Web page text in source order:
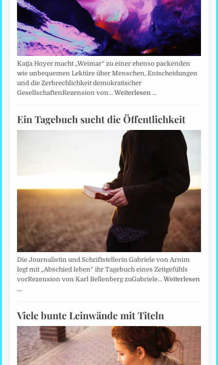
Katja Hoyer macht „Weimar“ zu einer ebenso packenden
wie unbequemen Lektüre über Menschen, Entscheidungen
und die Zerbrechlichkeit demokratischer
GesellschaftenRezension von…Weiterlesen …
Ein Tagebuch sucht die Öffentlichkeit
Die Journalistin und Schriftstellerin Gabriele von Arnim
legt mit „Abschied leben“ ihr Tagebuch eines Zeitgefühls
vorRezension von Karl Bellenberg zuGabriele…Weiterlesen
…
Viele bunte Leinwände mit Titeln